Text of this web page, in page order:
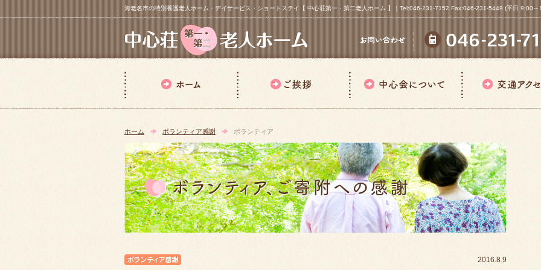
海老名市の特別養護老人ホーム・デイサービス・ショートステイ【 中心荘第一・第二老人ホーム 】｜Tel:046-231-7152 Fax:046-231-5449 (平日 9:00
ホーム ボランティア感謝 ボランティア
2016.8.9